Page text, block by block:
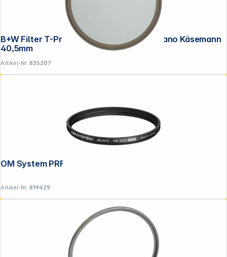
B+W Filter T-Pro Pol zirkular HTC MRC nano Käsemann
40,5mm
Artikel-Nr.:835207
OM System PRF-ZD72 Zuiko PRO
Artikel-Nr.:819429